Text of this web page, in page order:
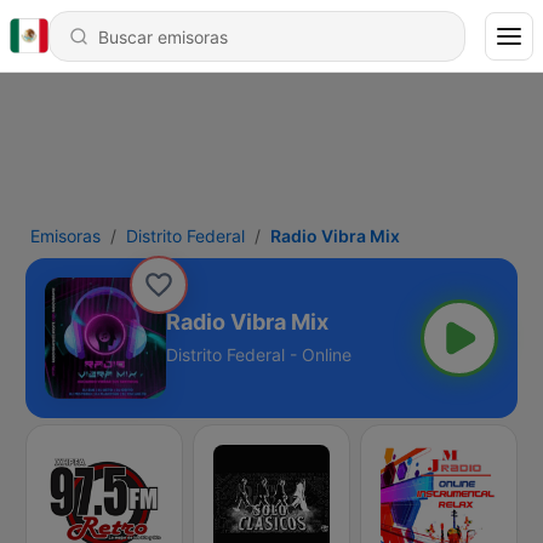
Emisoras Distrito Federal Radio Vibra Mix
Radio Vibra Mix
Distrito Federal - Online